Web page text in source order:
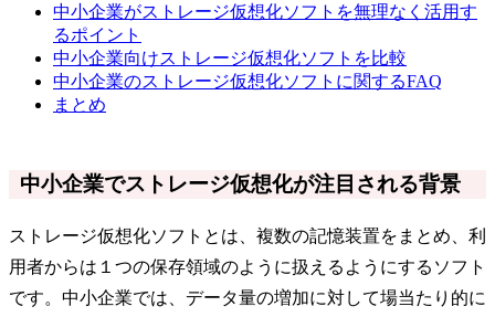
中小企業がストレージ仮想化ソフトを無理なく活用す
るポイント
中小企業向けストレージ仮想化ソフトを比較
中小企業のストレージ仮想化ソフトに関するFAQ
まとめ
中小企業でストレージ仮想化が注目される背景
ストレージ仮想化ソフトとは、複数の記憶装置をまとめ、利
用者からは１つの保存領域のように扱えるようにするソフト
です。中小企業では、データ量の増加に対して場当たり的に